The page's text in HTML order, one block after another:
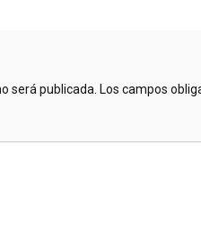
será publicada. Los campos